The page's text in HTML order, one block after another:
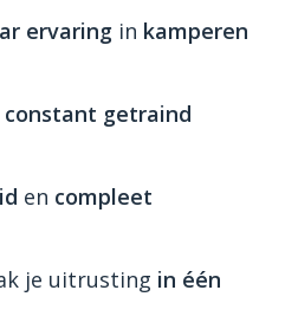
ervaring in kamperen
constant getraind
en compleet
je uitrusting in één